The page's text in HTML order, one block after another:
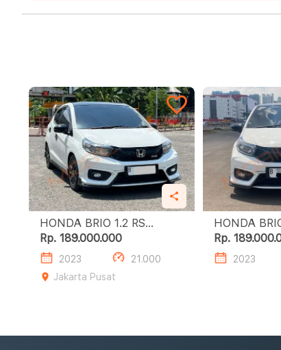
HONDA BRIO 1.2 RS
URBANITE AT PUTIH
Rp. 189.000.000
2023
21.000
Jakarta Pusat
Rp.
2023